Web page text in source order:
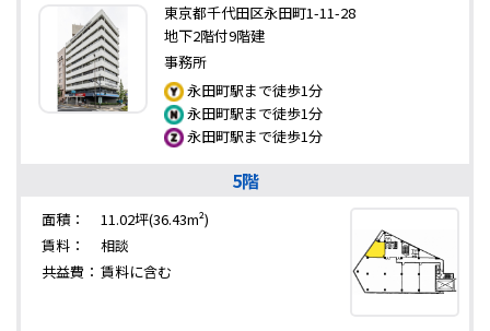
東京都千代田区永田町1-11-28
地下2階付9階建
事務所
永田町駅まで徒歩1分
永田町駅まで徒歩1分
永田町駅まで徒歩1分
5階
面積：
11.02坪(36.43m²)
賃料：
相談
共益費： 賃料に含む